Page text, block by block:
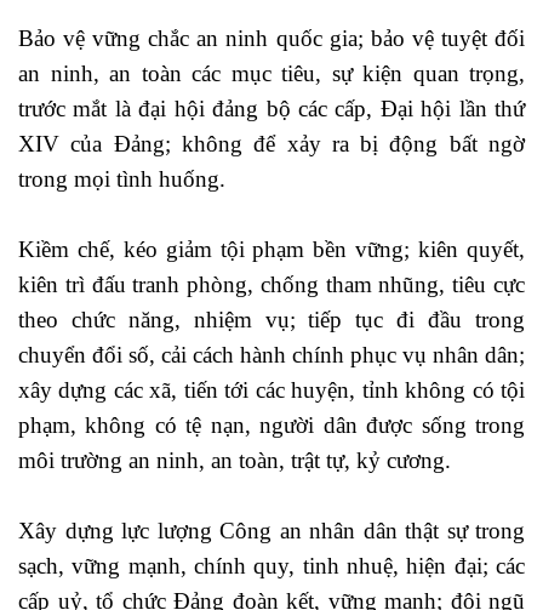
Bảo vệ vững chắc an ninh quốc gia; bảo vệ tuyệt đối
an ninh, an toàn các mục tiêu, sự kiện quan trọng,
trước mắt là đại hội đảng bộ các cấp, Đại hội lần thứ
XIV của Đảng; không để xảy ra bị động bất ngờ
trong mọi tình huống.
Kiềm chế, kéo giảm tội phạm bền vững; kiên quyết,
kiên trì đấu tranh phòng, chống tham nhũng, tiêu cực
theo chức năng, nhiệm vụ; tiếp tục đi đầu trong
chuyển đổi số, cải cách hành chính phục vụ nhân dân;
xây dựng các xã, tiến tới các huyện, tỉnh không có tội
phạm, không có tệ nạn, người dân được sống trong
môi trường an ninh, an toàn, trật tự, kỷ cương.
Xây dựng lực lượng Công an nhân dân thật sự trong
sạch, vững mạnh, chính quy, tinh nhuệ, hiện đại; các
cấp uỷ, tổ chức Đảng đoàn kết, vững mạnh; đội ngũ